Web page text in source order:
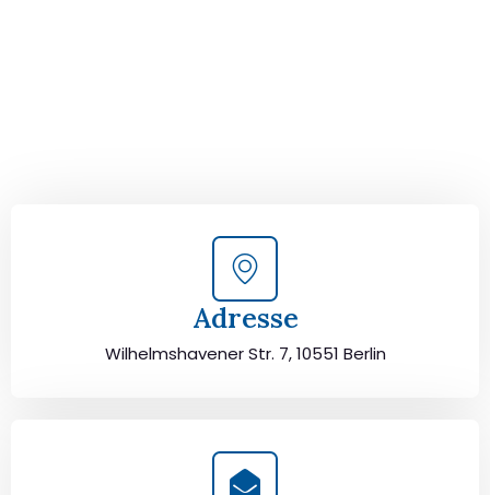
Adresse
Wilhelmshavener Str. 7, 10551 Berlin